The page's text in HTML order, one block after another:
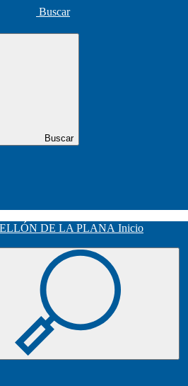
Buscar
Buscar
Inicio